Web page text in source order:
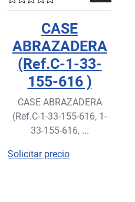
CASE
ABRAZADERA
(Ref.C-1-33-
155-616 )
CASE ABRAZADERA
(Ref.C-1-33-155-616, 1-
33-155-616, ...
Solicitar precio